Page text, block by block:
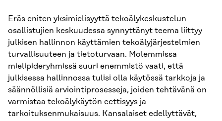
Eräs eniten yksimielisyyttä tekoälykeskustelun
osallistujien keskuudessa synnyttänyt teema liittyy
julkisen hallinnon käyttämien tekoälyjärjestelmien
turvallisuuteen ja tietoturvaan. Molemmissa
mielipideryhmissä suuri enemmistö vaati, että
julkisessa hallinnossa tulisi olla käytössä tarkkoja ja
säännöllisiä arviointiprosesseja, joiden tehtävänä on
varmistaa tekoälykäytön eettisyys ja
tarkoituksenmukaisuus. Kansalaiset edellyttävät,